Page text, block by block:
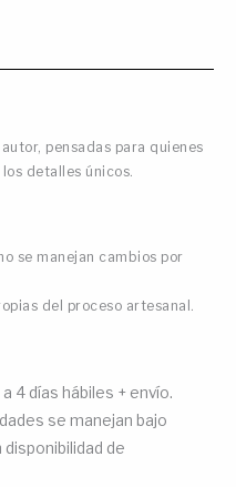
pensadas para quienes
detalles únicos.
se manejan cambios por
del proceso artesanal.
4 días hábiles + envío.
se manejan bajo
de